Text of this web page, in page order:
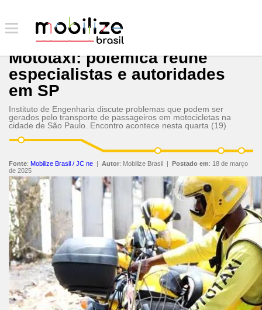
Mototáxi: polêmica reúne
especialistas e autoridades
em SP
Instituto de Engenharia discute problemas que podem ser
gerados pelo transporte de passageiros em motocicletas na
cidade de São Paulo. Encontro acontece nesta quarta (19)
Fonte: Mobilize Brasil / JC ne | Autor: Mobilize Brasil | Postado em: 18 de março
de 2025